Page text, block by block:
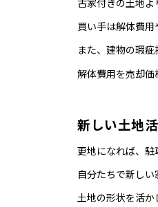
買い手は解体費
また、建物の瑕
解体費用を売却価
新しい土地
更地になれば、駐
自分たちで新し
土地の形状を活か